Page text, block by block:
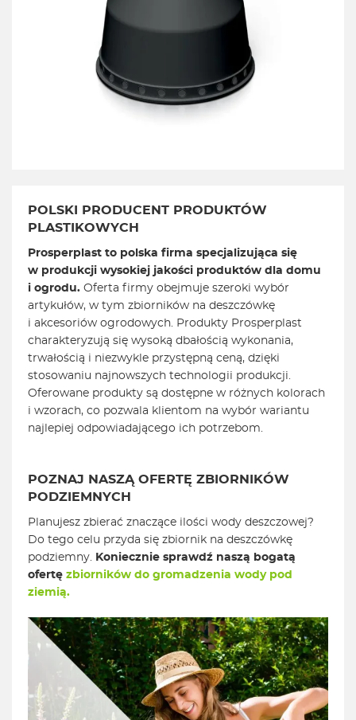
POLSKI PRODUCENT PRODUKTÓW
PLASTIKOWYCH
Prosperplast to polska firma specjalizująca się
w produkcji wysokiej jakości produktów dla domu
i ogrodu. Oferta firmy obejmuje szeroki wybór
artykułów, w tym zbiorników na deszczówkę
i akcesoriów ogrodowych. Produkty Prosperplast
charakteryzują się wysoką dbałością wykonania,
trwałością i niezwykle przystępną ceną, dzięki
stosowaniu najnowszych technologii produkcji.
Oferowane produkty są dostępne w różnych kolorach
i wzorach, co pozwala klientom na wybór wariantu
najlepiej odpowiadającego ich potrzebom.
POZNAJ NASZĄ OFERTĘ ZBIORNIKÓW
PODZIEMNYCH
Planujesz zbierać znaczące ilości wody deszczowej?
Do tego celu przyda się zbiornik na deszczówkę
podziemny. Koniecznie sprawdź naszą bogatą
ofertę zbiorników do gromadzenia wody pod
ziemią.